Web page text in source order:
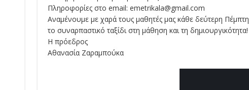
Πληροφορίες στο email: emetrikala@gmail.com
Αναμένουμε με χαρά τους μαθητές μας κάθε δεύτερη
το συναρπαστικό ταξίδι στη μάθηση και τη δημιουργικότητα!
Η πρόεδρος
Αθανασία Ζαραμπούκα